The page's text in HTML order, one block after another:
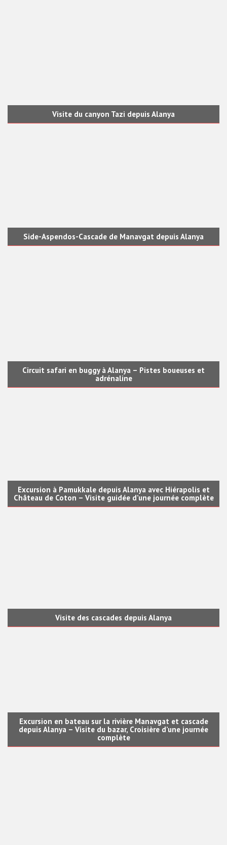
Visite du canyon Tazi depuis Alanya
Side-Aspendos-Cascade de Manavgat depuis Alanya
Circuit safari en buggy à Alanya – Pistes boueuses et
adrénaline
Excursion à Pamukkale depuis Alanya avec Hiérapolis et
Château de Coton – Visite guidée d’une journée complète
Visite des cascades depuis Alanya
Excursion en bateau sur la rivière Manavgat et cascade
depuis Alanya – Visite du bazar, Croisière d’une journée
complète